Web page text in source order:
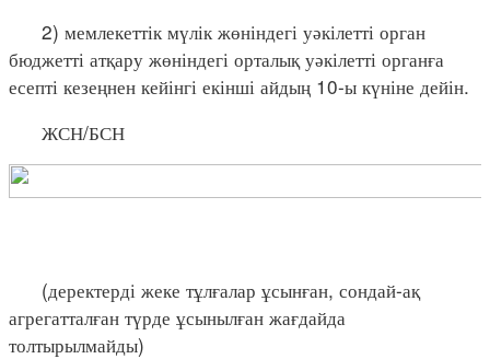
2) мемлекеттік мүлік жөніндегі уәкілетті орган
бюджетті атқару жөніндегі орталық уәкілетті органға
есепті кезеңнен кейінгі екінші айдың 10-ы күніне дейін.
ЖСН/БСН
(деректерді жеке тұлғалар ұсынған, сондай-ақ
агрегатталған түрде ұсынылған жағдайда
толтырылмайды)